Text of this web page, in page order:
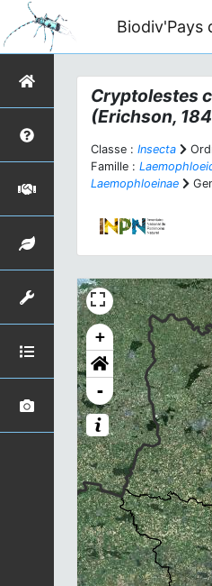
Biodiv'Pays
Cryptolestes
(Erichson,
Classe : Insecta
Famille :
Laemophloeinae
+
-